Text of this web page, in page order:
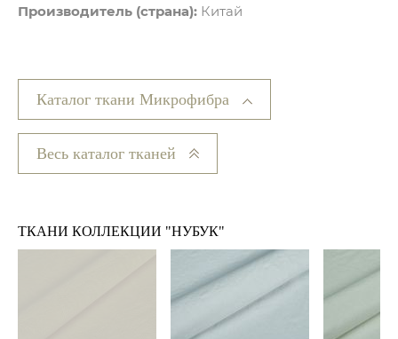
Производитель (страна): Китай
Каталог ткани Микрофибра
Весь каталог тканей
ТКАНИ КОЛЛЕКЦИИ "НУБУК"